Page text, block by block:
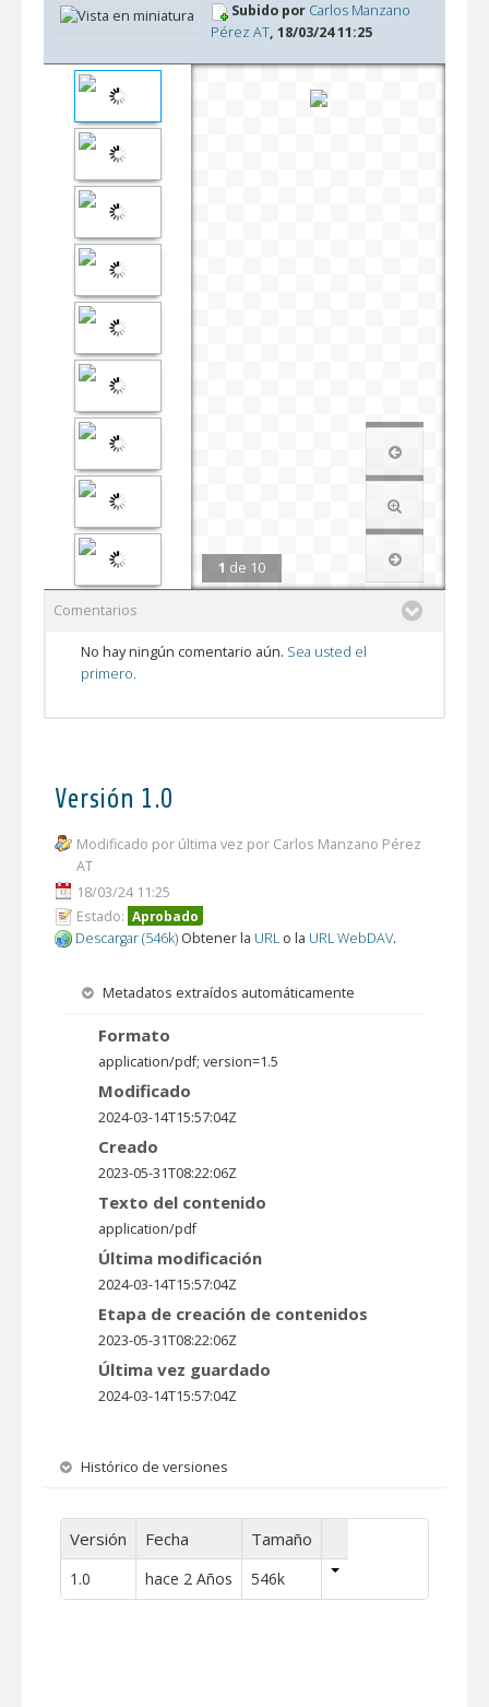
Subido por Carlos Manzano
Pérez AT, 18/03/24 11:25
1 de 10
Comentarios
No hay ningún comentario aún. Sea usted el
primero.
Versión 1.0
Modificado por última vez por Carlos Manzano Pérez
AT
18/03/24 11:25
Estado: Aprobado
Descargar (546k) Obtener la URL o la URL WebDAV.
Metadatos extraídos automáticamente
Formato
application/pdf; version=1.5
Modificado
2024-03-14T15:57:04Z
Creado
2023-05-31T08:22:06Z
Texto del contenido
application/pdf
Última modificación
2024-03-14T15:57:04Z
Etapa de creación de contenidos
2023-05-31T08:22:06Z
Última vez guardado
2024-03-14T15:57:04Z
Histórico de versiones
Versión Fecha Tamaño
1.0 hace 2 Años 546k